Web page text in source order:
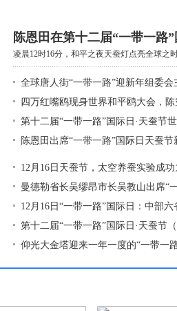
陈恩田在第十二届“一带一路”
凌晨12时16分，和平之夜天蚕灯点亮全球之
全球唐人街“一带一路”迎新年组委会
四万红嘴鸥现身世界和平鸥大会，
第十二届“一带一路”国际日·天蚕节
陈恩田出席“一带一路”国际日天蚕节
12月16日天蚕节，太空养蚕实验成
曼德勒省长吴缪昂市长吴教山出席“
12月16日“一带一路”国际日：中部六
第十二届“一带一路”国际日·天蚕节
仰光大金塔迎来一年一度的“一带一